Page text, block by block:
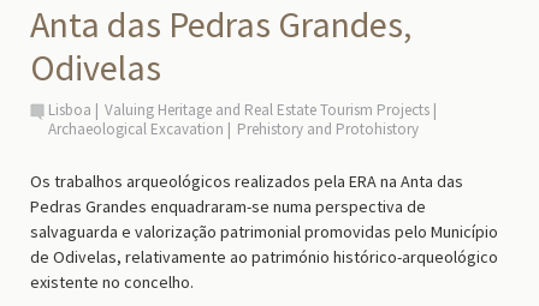
Anta das Pedras Grandes,
Odivelas
Lisboa
Valuing Heritage and Real Estate Tourism Projects
Archaeological Excavation
Prehistory and Protohistory
Os trabalhos arqueológicos realizados pela ERA na Anta das
Pedras Grandes enquadraram-se numa perspectiva de
salvaguarda e valorização patrimonial promovidas pelo Município
de Odivelas, relativamente ao património histórico-arqueológico
existente no concelho.